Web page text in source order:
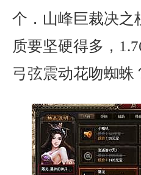
个．山峰巨裁决之
质要坚硬得多，
弓弦震动花吻蜘蛛